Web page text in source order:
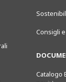
Consigli e
Catalogo